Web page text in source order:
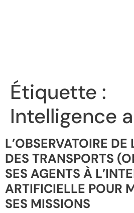
Étiquette :
Intelligence
L’OBSERVATOIRE
DES TRANSPORTS
SES AGENTS À
ARTIFICIELLE POUR
SES MISSIONS